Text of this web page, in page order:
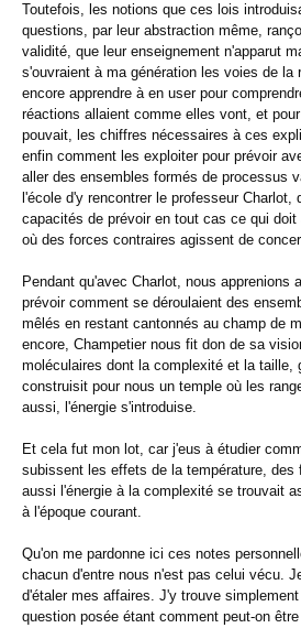
Toutefois, les notions que ces lois
questions, par leur abstraction même,
validité, que leur enseignement n'apparut
s'ouvraient à ma génération les voies de la
encore apprendre à en user pour
réactions allaient comme elles vont, et
pouvait, les chiffres nécessaires à ces
enfin comment les exploiter pour prévoir
aller des ensembles formés de processus
l'école d'y rencontrer le professeur Charlot,
capacités de prévoir en tout cas ce qui
où des forces contraires agissent de
Pendant qu'avec Charlot, nous apprenions
prévoir comment se déroulaient des
mêlés en restant cantonnés au champ de
encore, Champetier nous fit don de sa
moléculaires dont la complexité et la taille,
construisit pour nous un temple où les
aussi, l'énergie s'introduise.
Et cela fut mon lot, car j'eus à étudier
subissent les effets de la température, des
aussi l'énergie à la complexité se trouvait
à l'époque courant.
Qu'on me pardonne ici ces notes
chacun d'entre nous n'est pas celui vécu.
d'étaler mes affaires. J'y trouve
question posée étant comment peut-on